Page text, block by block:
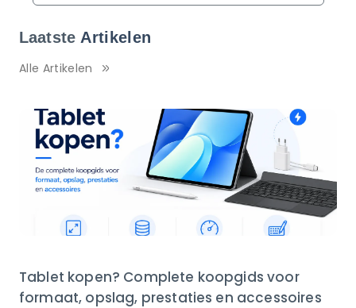
Laatste Artikelen
Alle Artikelen
Tablet kopen? Complete koopgids voor
formaat, opslag, prestaties en accessoires